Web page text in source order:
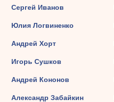
Сергей Иванов
Юлия Логвиненко
Андрей Хорт
Игорь Сушков
Андрей Кононов
Александр Забайкин